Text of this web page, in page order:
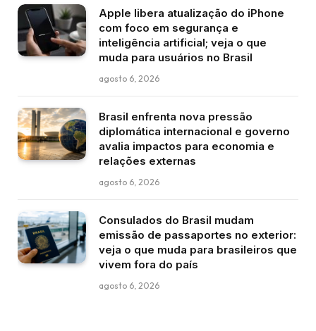
Apple libera atualização do iPhone
com foco em segurança e
inteligência artificial; veja o que
muda para usuários no Brasil
agosto 6, 2026
Brasil enfrenta nova pressão
diplomática internacional e governo
avalia impactos para economia e
relações externas
agosto 6, 2026
Consulados do Brasil mudam
emissão de passaportes no exterior:
veja o que muda para brasileiros que
vivem fora do país
agosto 6, 2026